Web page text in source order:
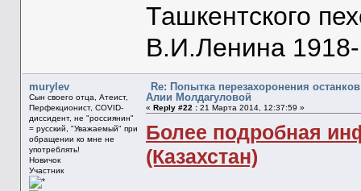
Ташкентского
В.И.Ленина 1918-
murylev
Сын своего отца, Атеист,
Перфекционист, COVID-
диссидент, не "россиянин"
= русский, "Уважаемый" при
обращении ко мне не
употреблять!
Новичок
Участник
Re: Попытка перезахоронения
Алии Молдагуловой
« Reply #22 :21 Марта 2014, 12:37:59 »
Более подробная
(Казахстан)